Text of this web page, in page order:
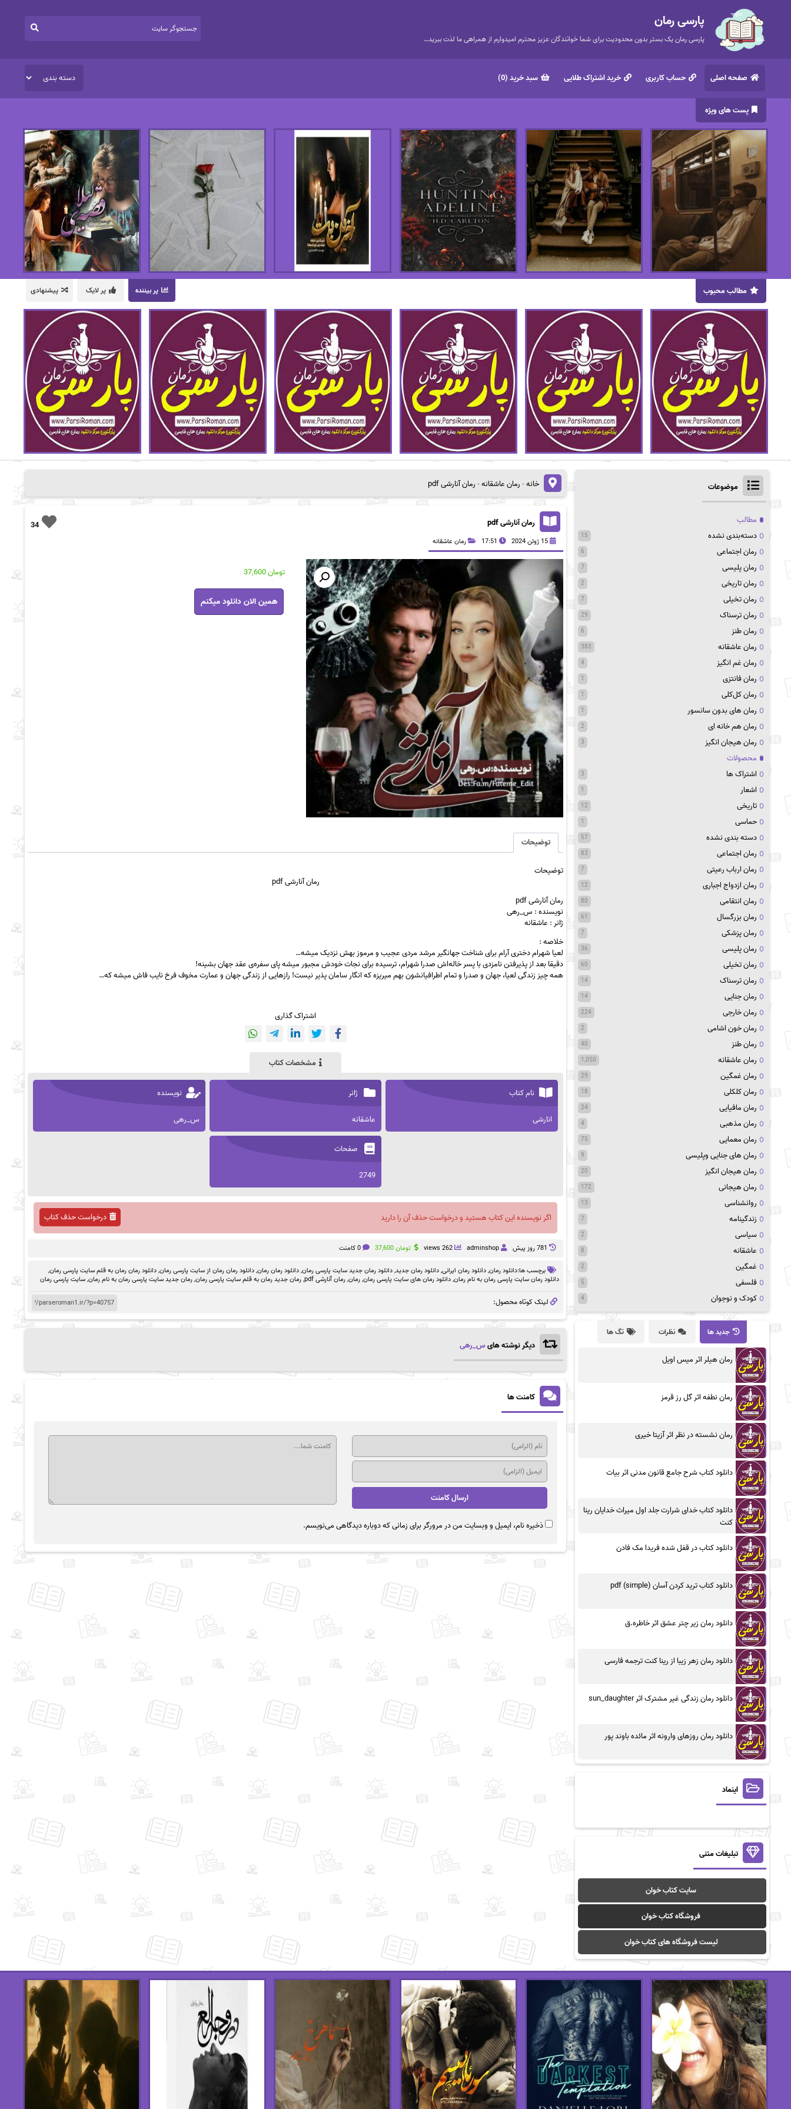
پارسی رمان
پارسی رمان یک بستر بدون محدودیت برای شما خوانندگان عزیز محترم امیدوارم از همراهی ما لذت ببرید…
صفحه اصلی حساب کاربری خرید اشتراک طلایی سبد خرید (0)
پست های ویژه
پر بیننده پر لایک پیشنهادی مطالب محبوب
خانه-رمان عاشقانه-رمان آنارشی pdf
34 رمان آنارشی pdf
15 ژوئن 2024 17:51 رمان عاشقانه
تومان37,600
رمان
آنارشی
pdf
همین الان دانلود میکنم
توضیحات
توضیحات
رمان آنارشی pdf
رمان آنارشی pdf
نویسنده : س_رهی
ژانر : عاشقانه
خلاصه :
لعیا شهرام دختری آرام برای شناخت جهانگیر مرشد مردی عجیب و مرموز بهش نزدیک میشه…
دقیقا بعد از پذیرفتن نامزدی با پسر خاله‌اش صدرا شهرام، ترسیده برای نجات خودش مجبور میشه پای سفره‌ی عقد جهان بشینه!
همه چیز زندگی لعیا، جهان و صدرا و تمام اطرافیانشون بهم میریزه که انگار سامان پذیر نیست! رازهایی از زندگی جهان و عمارت مخوف فرخ نایب فاش میشه که…
اشتراک گذاری
مشخصات کتاب
نام کتاب
انارشی
ژانر
عاشقانه
نویسنده
س_رهی
صفحات
2749
اگر نویسنده این کتاب هستید و درخواست حذف آن را دارید درخواست حذف کتاب
781 روز پيش adminshop
262 views تومان 0 کامنت
برچسب ها:دانلود رمان,دانلود رمان ایرانی,دانلود رمان جدید,دانلود رمان جدید سایت پارسی رمان,دانلود رمان رمان,دانلود رمان رمان از سایت پارسی رمان,دانلود رمان رمان به قلم سایت پارسی رمان,
دانلود رمان سایت پارسی رمان به نام رمان,دانلود رمان های سایت پارسی رمان,رمان,رمان آنارشی pdf ,رمان جدید رمان به قلم سایت پارسی رمان,رمان جدید سایت پارسی رمان به نام رمان,سایت پارسی رمان
لینک کوتاه محصول:
دیگر نوشته هایس_رهی
کامنت ها
ذخیره نام، ایمیل و وبسایت من در مرورگر برای زمانی که دوباره دیدگاهی می‌نویسم.
موضوعات
مطالب
دسته‌بندی نشده
15
رمان اجتماعی 6
رمان پلیسی 7
رمان تاریخی 2
رمان تخیلی 7
رمان ترسناک 29
رمان طنز 6
رمان عاشقانه 383
رمان غم انگیز 4
رمان فانتزی 1
رمان کل‌کلی 1
رمان های بدون سانسور 1
رمان هم خانه ای 2
رمان هیجان انگیز 3
محصولات
اشتراک ها
3
اشعار 1
تاریخی 12
حماسی 1
دسته بندی نشده 57
رمان اجتماعی 83
رمان ارباب رعیتی 7
رمان ازدواج اجباری 12
رمان انتقامی 80
رمان بزرگسال 61
رمان پزشکی 7
رمان پلیسی 36
رمان تخیلی 60
رمان ترسناک 14
رمان جنایی 14
رمان خارجی 224
رمان خون اشامی 2
رمان طنز 40
رمان عاشقانه 1,050
رمان غمگین 29
رمان کلکلی 18
رمان مافیایی 24
رمان مذهبی 4
رمان معمایی 75
رمان های جنایی وپلیسی 9
رمان هیجان انگیز 20
رمان هیجانی 172
روانشناسی 13
زندگینامه 7
سیاسی 2
عاشقانه 8
غمگین 2
فلسفی 5
کودک و نوجوان 4
جدید ها نظرات تگ ها
رمان هیلر اثر میس اویل
رمان نطفه اثر گل رز قرمز
رمان نشسته در نظر اثر آزیتا خیری
دانلود کتاب شرح جامع قانون مدنی اثر بیات
دانلود کتاب خدای شرارت جلد اول میراث خدایان رینا
کنت
دانلود کتاب در قفل شده فریدا مک فادن
دانلود کتاب ترید کردن آسان (simple) pdf
دانلود رمان زیر چتر عشق اثر خاطره.ق
دانلود رمان زهر زیبا از رینا کنت ترجمه فارسی
دانلود رمان زندگی غیر مشترک اثر sun_daughter
دانلود رمان روزهای وارونه اثر مائده باوند پور
اینماد
تبلیغات متنی
سایت کتاب خوان
فروشگاه کتاب خوان
لیست فروشگاه های کتاب خوان